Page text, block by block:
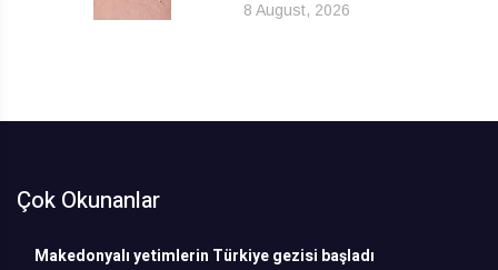
8 August, 2026
Çok Okunanlar
Makedonyalı yetimlerin Türkiye gezisi başladı